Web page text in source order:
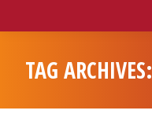
TAG ARCHIVES: